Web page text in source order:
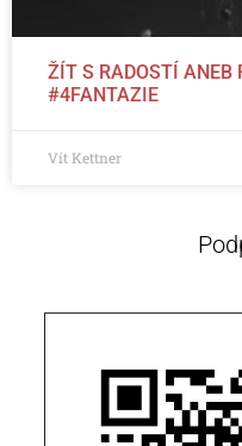
ŽÍT S RADOSTÍ ANEB
#4FANTAZIE
Vít Kettner